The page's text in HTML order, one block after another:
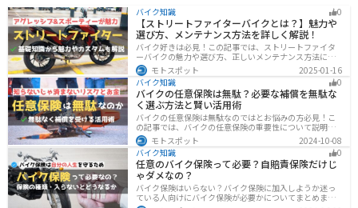
バイク知識 0
【ストリートファイターバイクとは？】魅力や
選び方、メンテナンス方法を詳しく解説！
バイク好きは必見！この記事では、ストリートファイタ
ーバイクの魅力や選び方、正しいメンテナンス方法につ
いて解説しています。実はストリートファイターバイク
は、個性的なデザインと高い走行性能が魅力です。この
記事を読めば、ストリートファイターバイクの魅力がわ
かります。
モトスポット
2025-01-16
バイク知識
0
バイクの任意保険は無駄？必要な補償を無駄な
く選ぶ方法と賢い活用術
バイクの任意保険は無駄なのではとお悩みの方必見！こ
の記事では、バイクの任意保険の重要性について説明し
ています。実は、自賠責保険だけでは不十分な保護しか
得られず、経済的リスクも高いです。この記事を読めば、
バイクの任意保険が必要な理由がわかります。
モトスポット
2024-10-08
バイク知識
0
任意のバイク保険って必要？自賠責保険だけじ
ゃダメなの？
バイク保険はいらない？バイク保険に加入しようか迷っ
ている人向けにバイク保険が必要かについてまとめまし